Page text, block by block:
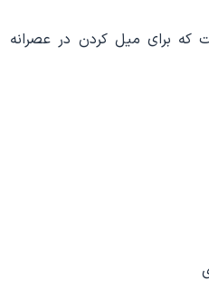
که برای میل کردن در عصرانه